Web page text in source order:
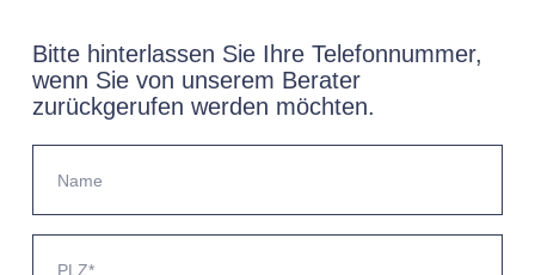
Bitte hinterlassen Sie Ihre Telefonnummer,
wenn Sie von unserem Berater
zurückgerufen werden möchten.